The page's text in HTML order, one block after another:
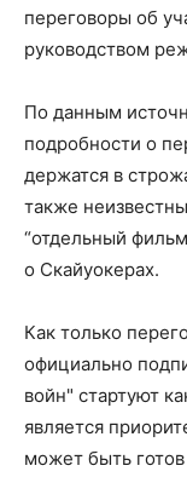
переговоры об
руководством
По данным
подробности о
держатся в
также
“отдельный
о Скайуокерах.
Как только
официально
войн" стартуют
является
может быть готов